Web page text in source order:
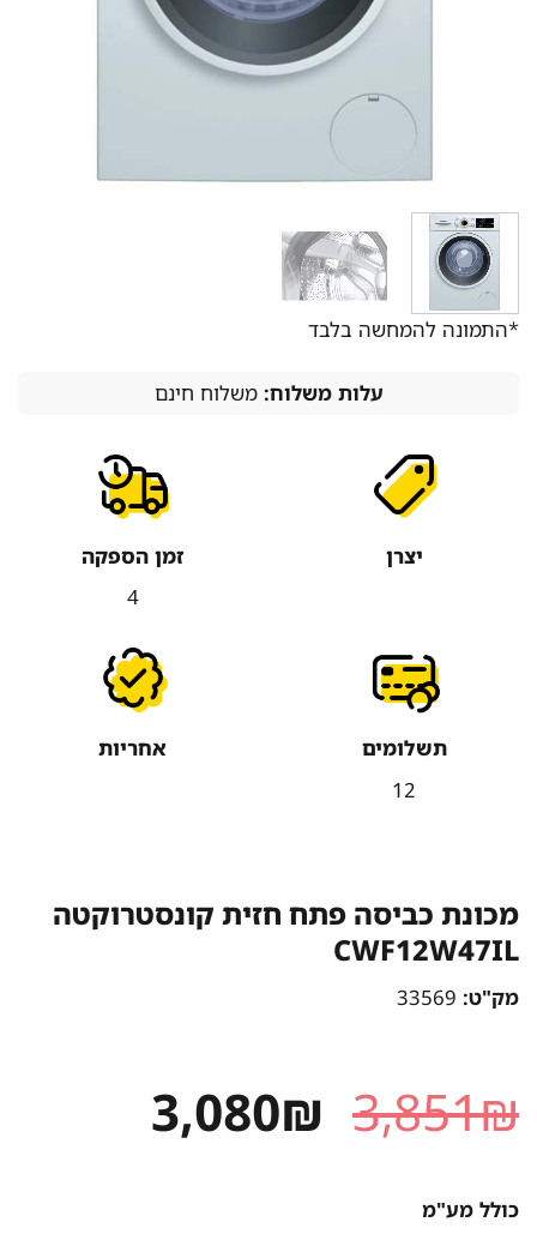
*התמונה להמחשה בלבד
עלות משלוח:משלוח חינם
יצרן
זמן הספקה
4
תשלומים
12
אחריות
מכונת כביסה פתח חזית קונסטרוקטה
CWF12W47IL
מק"ט:33569
3,851₪ המחיר
המקורי
3,080₪ המחיר
כולל מע"מ